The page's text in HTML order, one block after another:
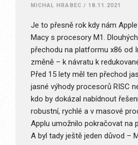
MICHAL HRABEC / 18.11.2021
Je to přesně rok kdy nám
Macy s procesory M1.
přechodu na platformu x86 od
změně – k návratu k
Před 15 lety měl ten přechod
jasné výhody procesorů RISC
kdo by dokázal nabídnout
robustní, rychlé a v masové
Applu umožnilo pokračovat na
A byl tady ještě jeden důvod –